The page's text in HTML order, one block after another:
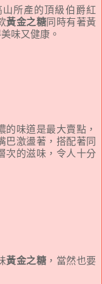
所產的頂級伯爵紅
黃金之糖 同時有著黃
味又健康。
味道是最大賣點，
巴激盪著，搭配著同
次的滋味，令人十分
黃金之糖 ，當然也要